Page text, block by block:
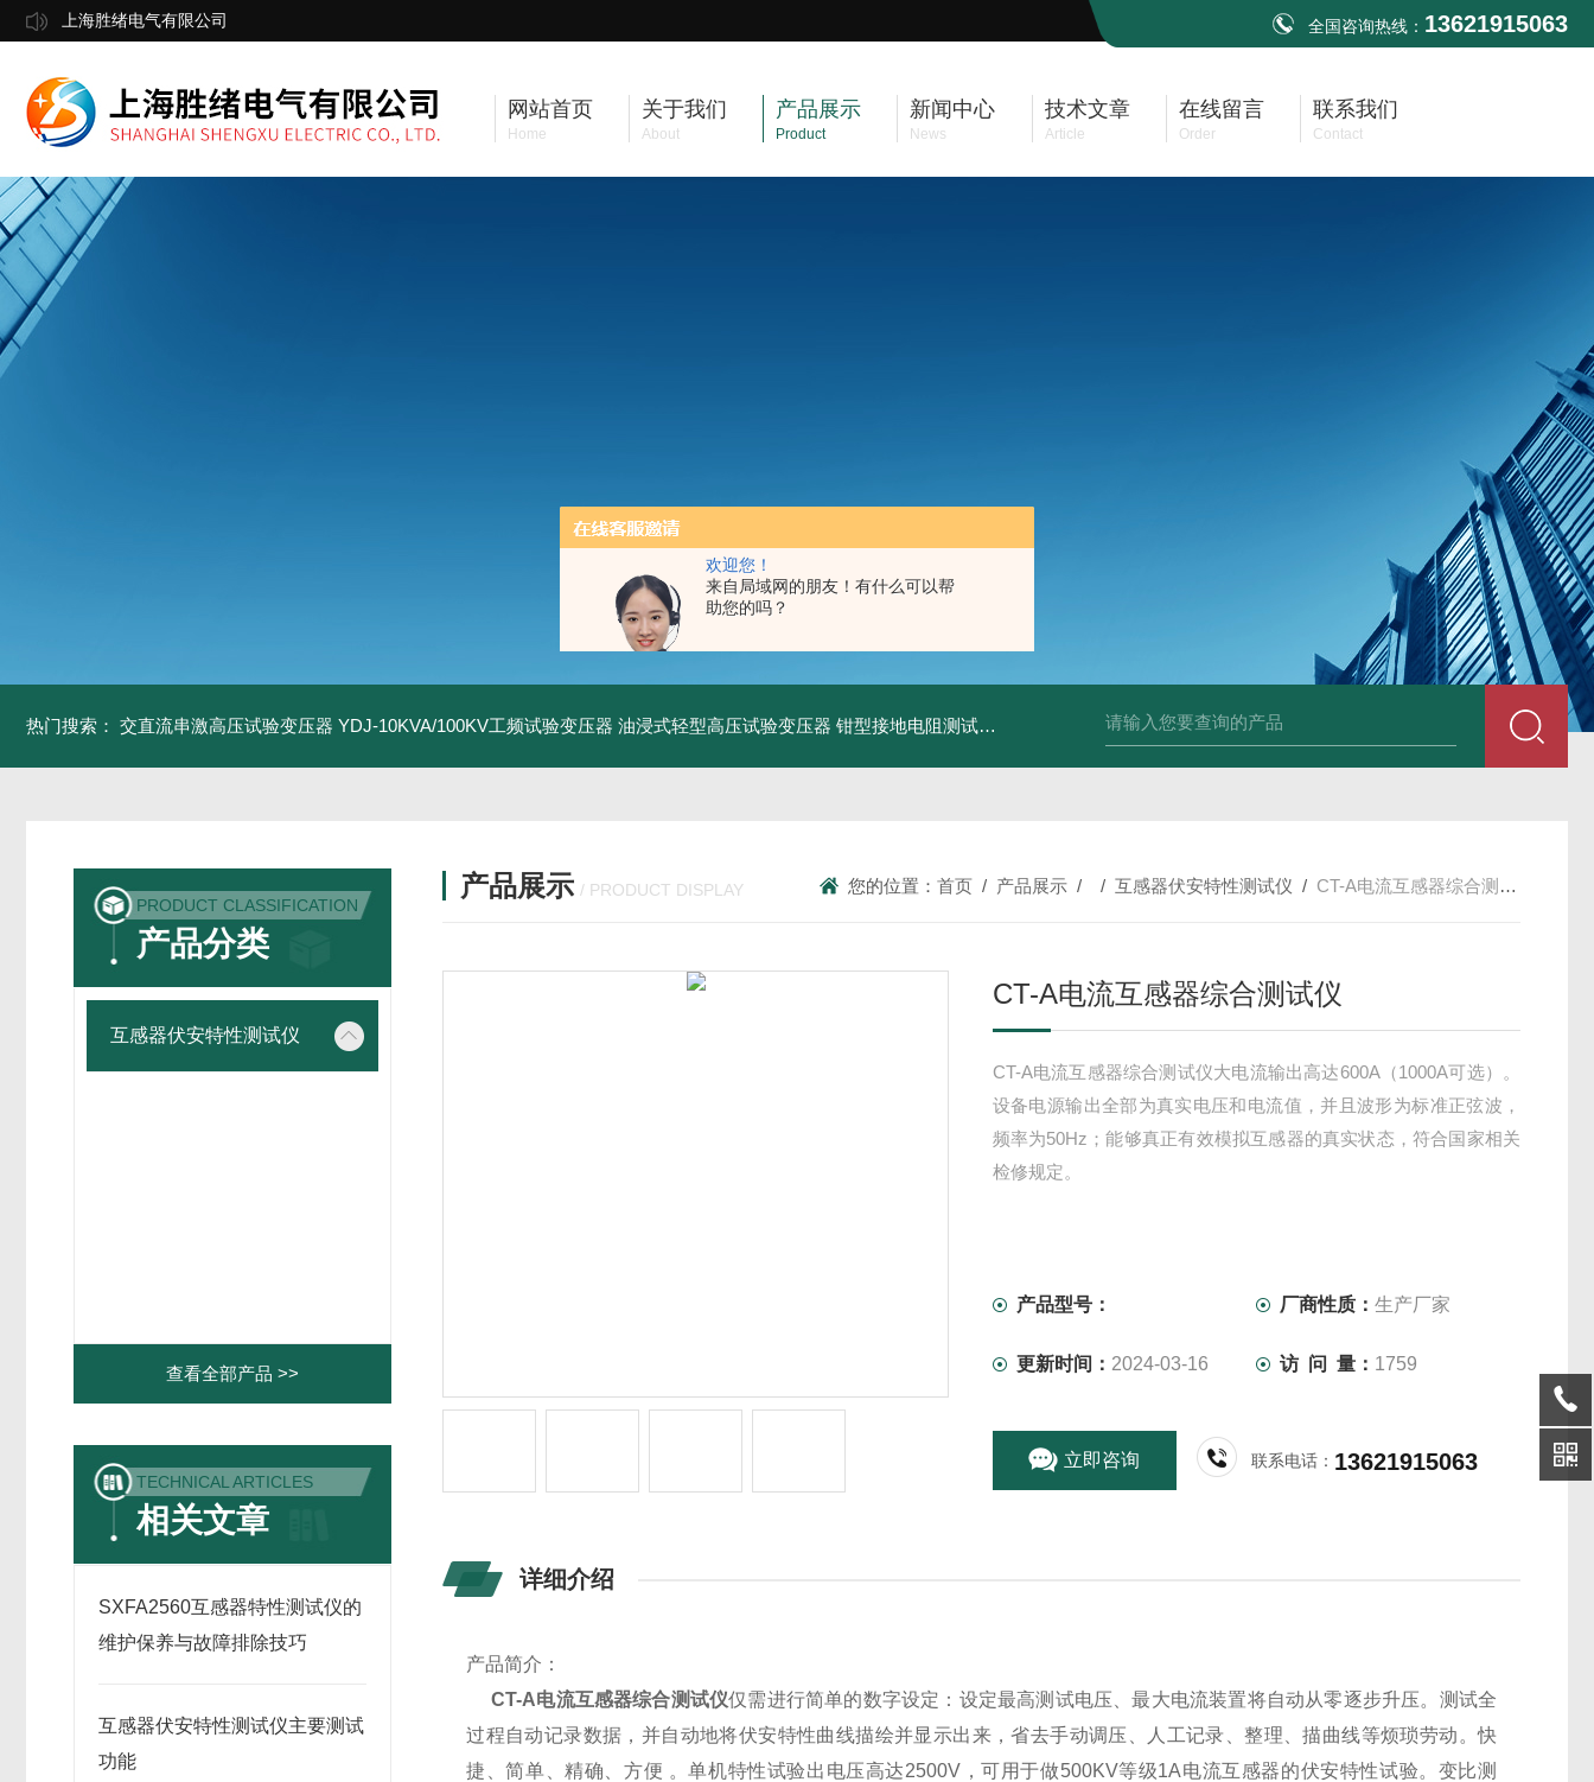
欢迎您！
来自局域网的朋友！有什么可以帮
助您的吗？
上海胜绪电气有限公司 全国咨询热线： 13621915063
网站首页
Home
关于我们
About
产品展示
Product
新闻中心
News
技术文章
Article
在线留言
Order
联系我们
Contact
热门搜索： 交直流串激高压试验变压器 YDJ-10KVA/100KV工频试验变压器 油浸式轻型高压试验变压器 钳型接地电阻测试仪 KDCR4400双钳相位伏安表 ML12A手持式相位伏安表 SMG2000E钳形相位
PRODUCT CLASSIFICATION
产品分类
互感器伏安特性测试仪
查看全部产品 >>
TECHNICAL ARTICLES
相关文章
SXFA2560互感器特性测试仪的
维护保养与故障排除技巧
互感器伏安特性测试仪主要测试
功能
产品展示 / PRODUCT DISPLAY 您的位置：首页 / 产品展示 / /互感器伏安特性测试仪 / CT-A电流互感器综合测试仪
CT-A电流互感器综合测试仪
CT-A电流互感器综合测试仪大电流输出高达600A（1000A可选）。
设备电源输出全部为真实电压和电流值，并且波形为标准正弦波，
频率为50Hz；能够真正有效模拟互感器的真实状态，符合国家相关
检修规定。
产品型号： 厂商性质：生产厂家
更新时间： 2024-03-16 访 问 量： 1759
立即咨询 联系电话： 13621915063
详细介绍
产品简介：
CT-A电流互感器综合测试仪仅需进行简单的数字设定：设定最高测试电压、最大电流装置将自动从零逐步升压。测试全
过程自动记录数据，并自动地将伏安特性曲线描绘并显示出来，省去手动调压、人工记录、整理、描曲线等烦琐劳动。快
捷、简单、精确、方便 。单机特性试验出电压高达2500V，可用于做500KV等级1A电流互感器的伏安特性试验。变比测